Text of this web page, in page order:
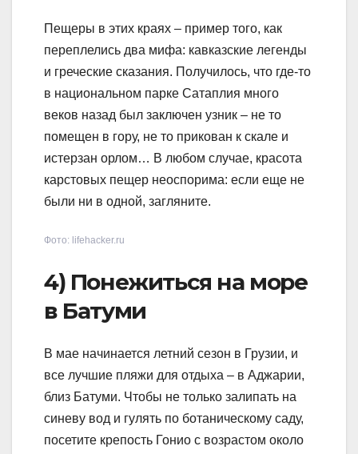
Пещеры в этих краях – пример того, как
переплелись два мифа: кавказские легенды
и греческие сказания. Получилось, что где-то
в национальном парке Сатаплия много
веков назад был заключен узник – не то
помещен в гору, не то прикован к скале и
истерзан орлом… В любом случае, красота
карстовых пещер неоспорима: если еще не
были ни в одной, загляните.
Фото: lifehacker.ru
4) Понежиться на море
в Батуми
В мае начинается летний сезон в Грузии, и
все лучшие пляжи для отдыха – в Аджарии,
близ Батуми. Чтобы не только залипать на
синеву вод и гулять по ботаническому саду,
посетите крепость Гонио с возрастом около